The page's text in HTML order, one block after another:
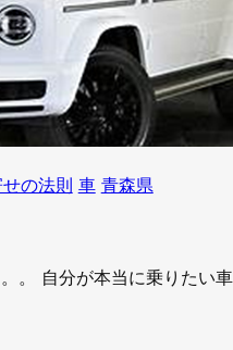
の法則 車 青森県
。 自分が本当に乗りた